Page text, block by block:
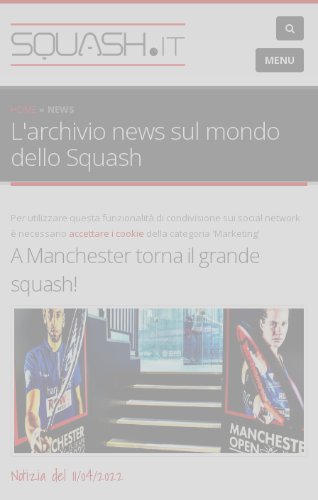
MENU
HOME NEWS
L'archivio news sul mondo
dello Squash
Per utilizzare questa funzionalità di condivisione sui social network
è necessario accettare i cookie della categoria 'Marketing'
A Manchester torna il grande
squash!
Notizia del 11/04/2022